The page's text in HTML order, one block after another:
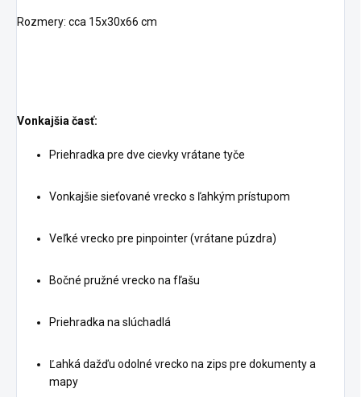
Rozmery: cca 15x30x66 cm
Vonkajšia časť:
Priehradka pre dve cievky vrátane tyče
Vonkajšie sieťované vrecko s ľahkým prístupom
Veľké vrecko pre pinpointer (vrátane púzdra)
Bočné pružné vrecko na fľašu
Priehradka na slúchadlá
Ľahká dažďu odolné vrecko na zips pre dokumenty a
mapy